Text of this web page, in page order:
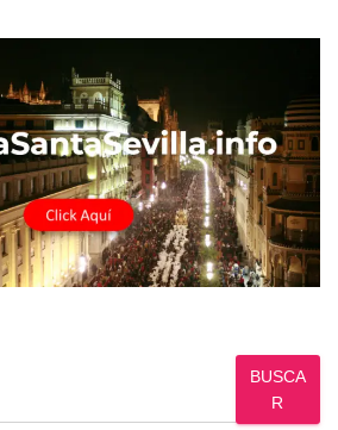
BUSCA
R